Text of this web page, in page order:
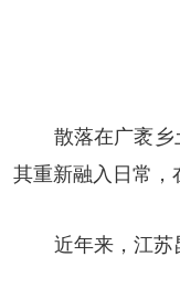
散落在广袤乡
其重新融入日常，
近年来，江苏